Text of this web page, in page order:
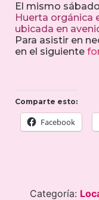
El mismo
Huerta orgánica
ubicada en
Para asistir en
en el siguiente
Comparte esto:
Facebook
Categoría: